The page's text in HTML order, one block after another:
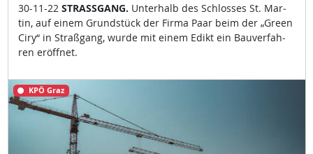
30-11-22 STRASS­GANG. Un­ter­halb des Sch­los­ses St. Mar­
tin, auf ei­nem Grund­stück der Fir­ma Paar beim der „Gre­en
Ciry“ in Straß­gang, wur­de mit ei­nem Edikt ein Bau­ver­fah­
ren er­öff­net.
KPÖ Graz